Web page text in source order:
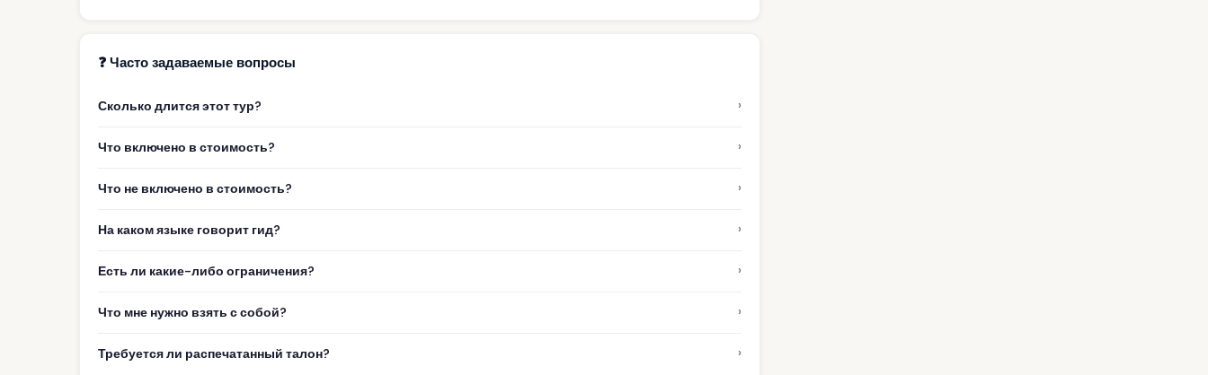
❓ Часто задаваемые вопросы
Сколько длится этот тур? ›
Что включено в стоимость? ›
Что не включено в стоимость? ›
На каком языке говорит гид? ›
Есть ли какие-либо ограничения? ›
Что мне нужно взять с собой? ›
Требуется ли распечатанный талон? ›